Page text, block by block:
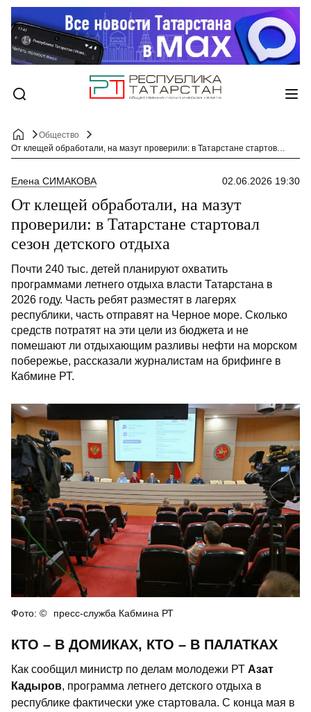
Общество
От клещей обработали, на мазут проверили: в Татарстане стартовал сезон детского отдыха
Елена СИМАКОВА 02.06.2026 19:30
От клещей обработали, на мазут
проверили: в Татарстане стартовал
сезон детского отдыха
Почти 240 тыс. детей планируют охватить
программами летнего отдыха власти Татарстана в
2026 году. Часть ребят разместят в лагерях
республики, часть отправят на Черное море. Сколько
средств потратят на эти цели из бюджета и не
помешают ли отдыхающим разливы нефти на морском
побережье, рассказали журналистам на брифинге в
Кабмине РТ.
пресс-служба Кабмина РТ
КТО – В ДОМИКАХ, КТО – В ПАЛАТКАХ
Как сообщил министр по делам молодежи РТ Азат
Кадыров, программа летнего детского отдыха в
республике фактически уже стартовала. С конца мая в